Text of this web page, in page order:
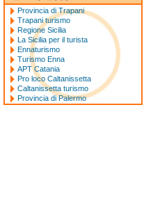
Provincia di Trapani
Trapani turismo
Regione Sicilia
La Sicilia per il turista
Ennaturismo
Turismo Enna
APT Catania
Pro loco Caltanissetta
Caltanissetta turismo
Provincia di Palermo